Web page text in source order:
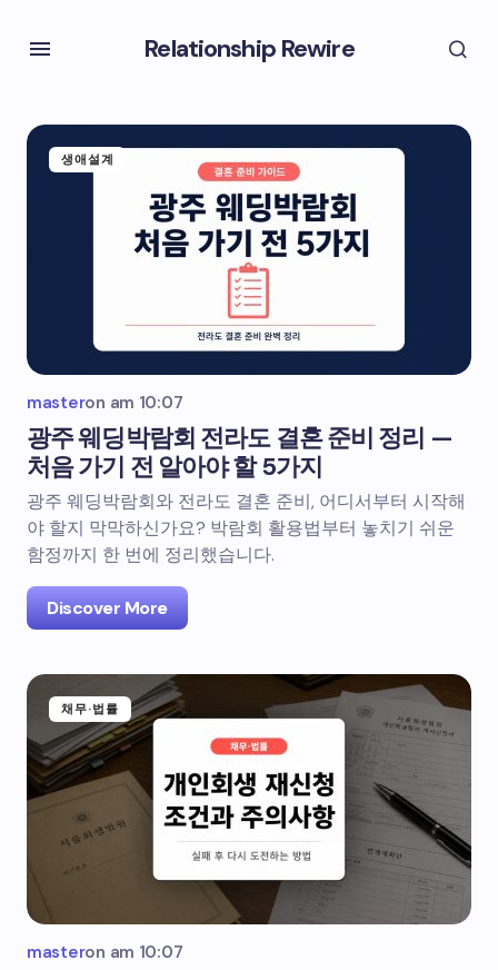
Relationship Rewire
생애설계
masteron am 10:07
광주 웨딩박람회 전라도 결혼 준비 정리 —
처음 가기 전 알아야 할 5가지
광주 웨딩박람회와 전라도 결혼 준비, 어디서부터 시작해
야 할지 막막하신가요? 박람회 활용법부터 놓치기 쉬운
함정까지 한 번에 정리했습니다.
Discover More
채무·법률
masteron am 10:07